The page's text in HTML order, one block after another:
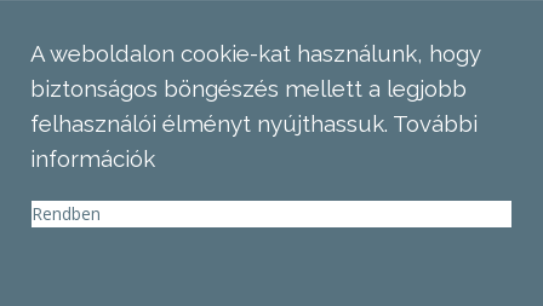
A weboldalon cookie-kat használunk, hogy
biztonságos böngészés mellett a legjobb
felhasználói élményt nyújthassuk. További
információk
Rendben